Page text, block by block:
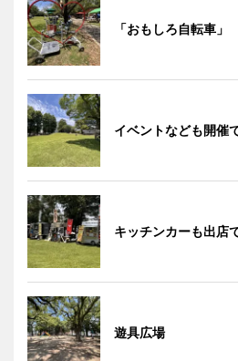
「おもしろ自転車」
イベントなども開催
キッチンカーも出店
遊具広場